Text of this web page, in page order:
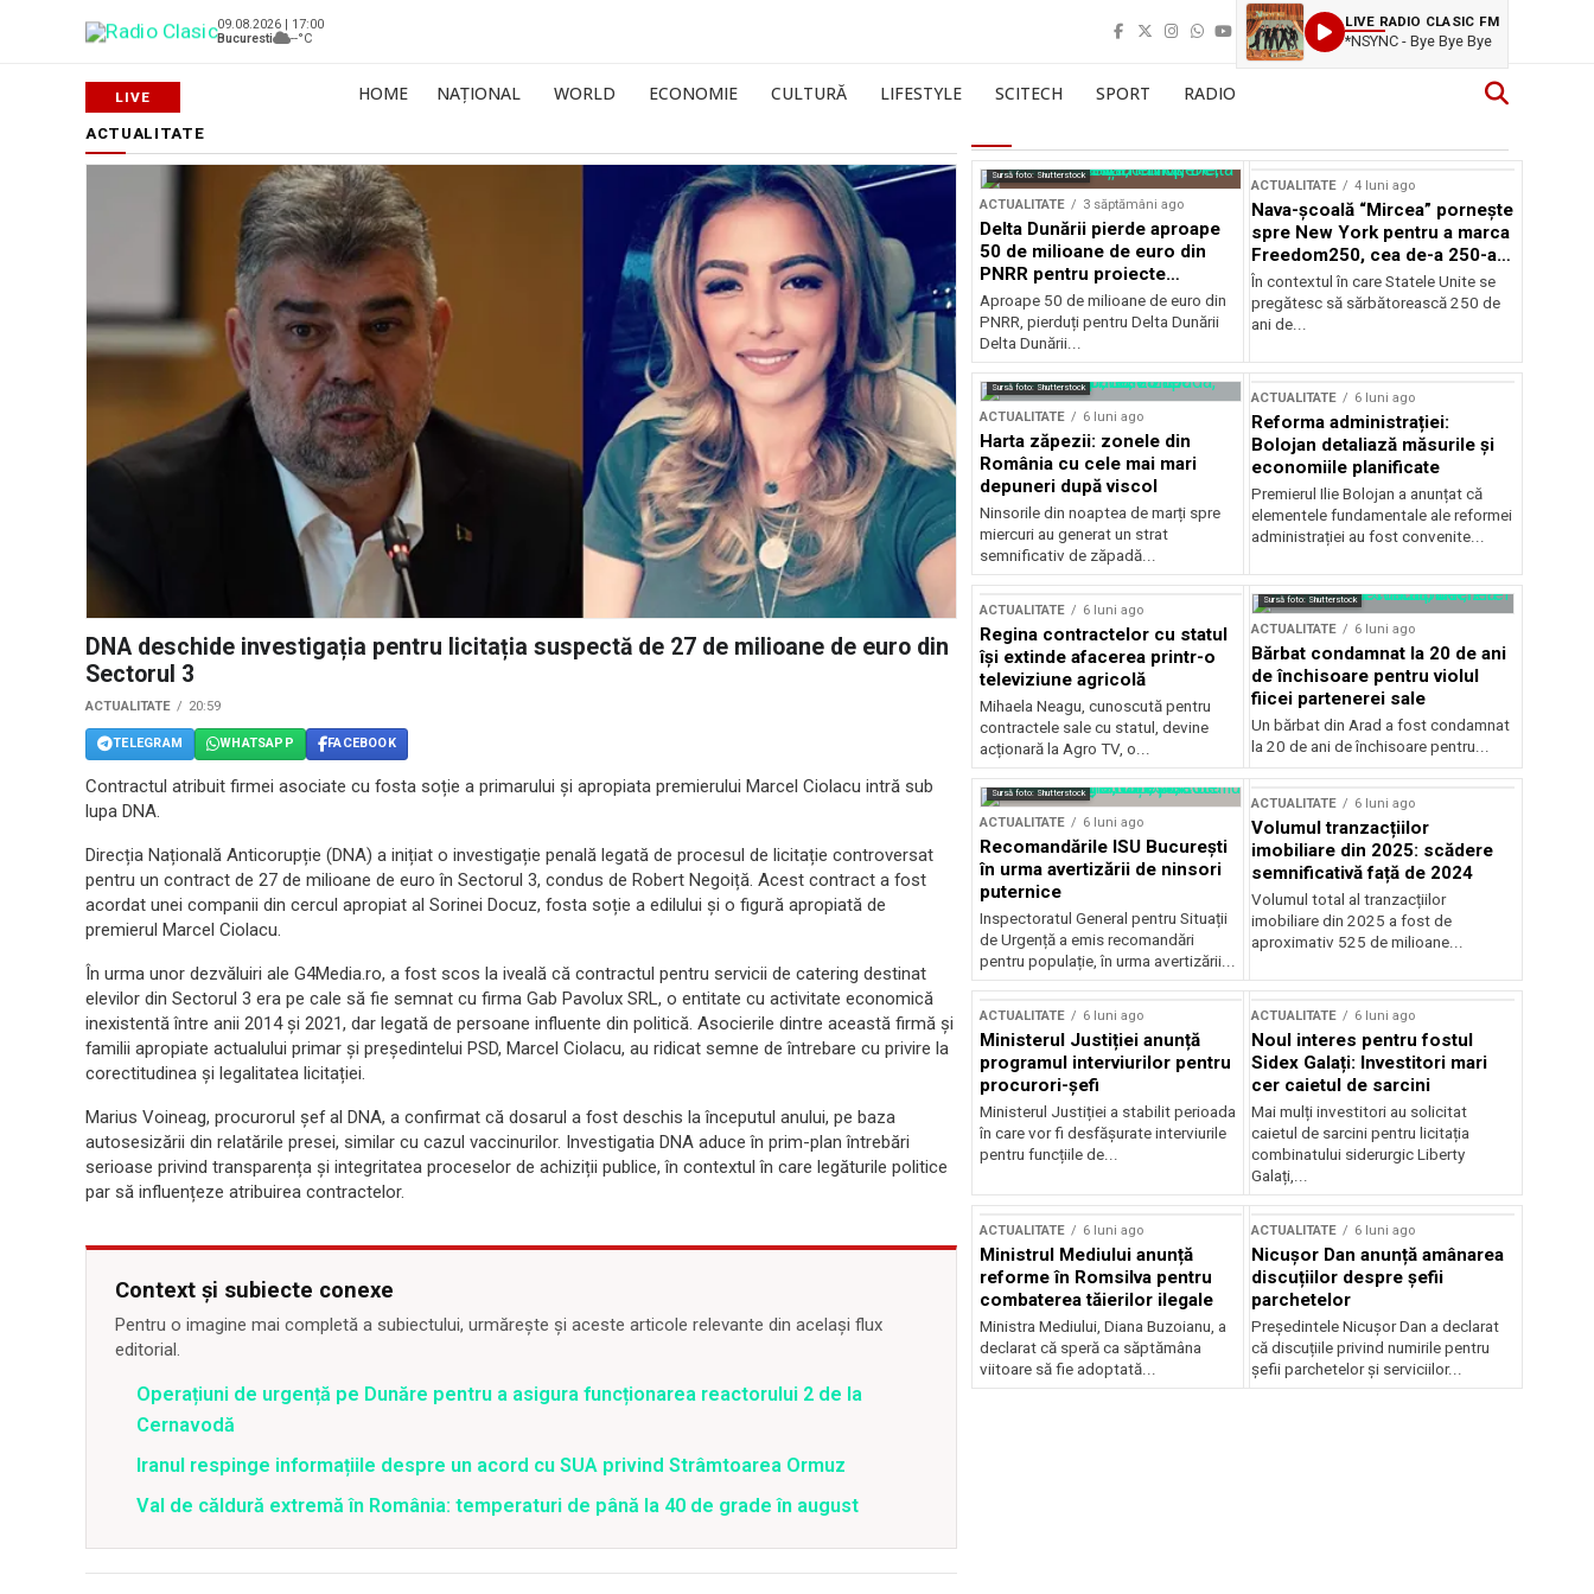
09.08.2026 | 17:00
Bucuresti
--°C
LIVE RADIO CLASIC FM
*NSYNC - Bye Bye Bye
HOME NAȚIONAL WORLD ECONOMIE CULTURĂ LIFESTYLE SCITECH SPORT RADIO
ACTUALITATE
DNA deschide investigația pentru licitația suspectă de 27 de milioane de euro din
Sectorul 3
ACTUALITATE 20:59
TELEGRAM WHATSAPP FACEBOOK
Contractul atribuit firmei asociate cu fosta soție a primarului și apropiata premierului Marcel Ciolacu intră sub
lupa DNA.
Direcția Națională Anticorupție (DNA) a inițiat o investigație penală legată de procesul de licitație controversat
pentru un contract de 27 de milioane de euro în Sectorul 3, condus de Robert Negoiță. Acest contract a fost
acordat unei companii din cercul apropiat al Sorinei Docuz, fosta soție a edilului și o figură apropiată de
premierul Marcel Ciolacu.
În urma unor dezvăluiri ale G4Media.ro, a fost scos la iveală că contractul pentru servicii de catering destinat
elevilor din Sectorul 3 era pe cale să fie semnat cu firma Gab Pavolux SRL, o entitate cu activitate economică
inexistentă între anii 2014 și 2021, dar legată de persoane influente din politică. Asocierile dintre această firmă și
familii apropiate actualului primar și președintelui PSD, Marcel Ciolacu, au ridicat semne de întrebare cu privire la
corectitudinea și legalitatea licitației.
Marius Voineag, procurorul șef al DNA, a confirmat că dosarul a fost deschis la începutul anului, pe baza
autosesizării din relatările presei, similar cu cazul vaccinurilor. Investigatia DNA aduce în prim-plan întrebări
serioase privind transparența și integritatea proceselor de achiziții publice, în contextul în care legăturile politice
par să influențeze atribuirea contractelor.
Context și subiecte conexe
Pentru o imagine mai completă a subiectului, urmărește și aceste articole relevante din același flux
editorial.
Operațiuni de urgență pe Dunăre pentru a asigura funcționarea reactorului 2 de la
Cernavodă
Iranul respinge informațiile despre un acord cu SUA privind Strâmtoarea Ormuz
Val de căldură extremă în România: temperaturi de până la 40 de grade în august
Sursă foto: Shutterstock
ACTUALITATE 3 săptămâni ago
Delta Dunării pierde aproape
50 de milioane de euro din
PNRR pentru proiecte
esențiale
Aproape 50 de milioane de euro din
PNRR, pierduți pentru Delta Dunării
Delta Dunării...
ACTUALITATE 4 luni ago
Nava-școală “Mircea” pornește
spre New York pentru a marca
Freedom250, cea de-a 250-a
aniversare a Statelor Unite
În contextul în care Statele Unite se
pregătesc să sărbătorească 250 de
ani de...
Sursă foto: Shutterstock
ACTUALITATE 6 luni ago
Harta zăpezii: zonele din
România cu cele mai mari
depuneri după viscol
Ninsorile din noaptea de marți spre
miercuri au generat un strat
semnificativ de zăpadă...
ACTUALITATE 6 luni ago
Reforma administrației:
Bolojan detaliază măsurile și
economiile planificate
Premierul Ilie Bolojan a anunțat că
elementele fundamentale ale reformei
administrației au fost convenite...
ACTUALITATE 6 luni ago
Regina contractelor cu statul
își extinde afacerea printr-o
televiziune agricolă
Mihaela Neagu, cunoscută pentru
contractele sale cu statul, devine
acționară la Agro TV, o...
Sursă foto: Shutterstock
ACTUALITATE 6 luni ago
Bărbat condamnat la 20 de ani
de închisoare pentru violul
fiicei partenerei sale
Un bărbat din Arad a fost condamnat
la 20 de ani de închisoare pentru...
Sursă foto: Shutterstock
ACTUALITATE 6 luni ago
Recomandările ISU București
în urma avertizării de ninsori
puternice
Inspectoratul General pentru Situații
de Urgență a emis recomandări
pentru populație, în urma avertizării...
ACTUALITATE 6 luni ago
Volumul tranzacțiilor
imobiliare din 2025: scădere
semnificativă față de 2024
Volumul total al tranzacțiilor
imobiliare din 2025 a fost de
aproximativ 525 de milioane...
ACTUALITATE 6 luni ago
Ministerul Justiției anunță
programul interviurilor pentru
procurori-șefi
Ministerul Justiției a stabilit perioada
în care vor fi desfășurate interviurile
pentru funcțiile de...
ACTUALITATE 6 luni ago
Noul interes pentru fostul
Sidex Galați: Investitori mari
cer caietul de sarcini
Mai mulți investitori au solicitat
caietul de sarcini pentru licitația
combinatului siderurgic Liberty
Galați,...
ACTUALITATE 6 luni ago
Ministrul Mediului anunță
reforme în Romsilva pentru
combaterea tăierilor ilegale
Ministra Mediului, Diana Buzoianu, a
declarat că speră ca săptămâna
viitoare să fie adoptată...
ACTUALITATE 6 luni ago
Nicușor Dan anunță amânarea
discuțiilor despre șefii
parchetelor
Președintele Nicușor Dan a declarat
că discuțiile privind numirile pentru
șefii parchetelor și serviciilor...